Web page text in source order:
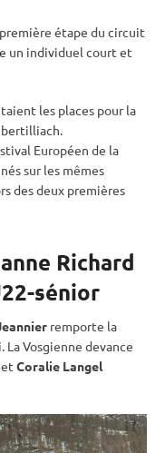
étape du circuit
un individuel court et
les places pour la
Européen de la
sur les mêmes
des deux premières
Richard
sénior
remporte la
La Vosgienne devance
Coralie Langel